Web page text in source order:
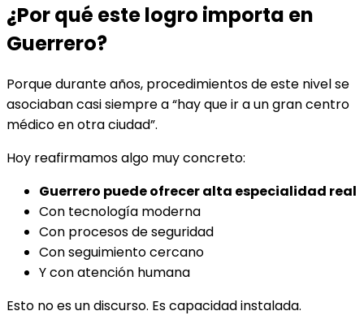
¿Por qué este logro importa en
Guerrero?
Porque durante años, procedimientos de este nivel se
asociaban casi siempre a “hay que ir a un gran centro
médico en otra ciudad”.
Hoy reafirmamos algo muy concreto:
Guerrero puede ofrecer alta especialidad real
Con tecnología moderna
Con procesos de seguridad
Con seguimiento cercano
Y con atención humana
Esto no es un discurso. Es capacidad instalada.